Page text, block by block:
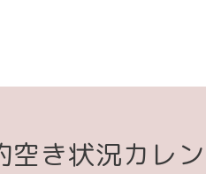
空き状況カレ